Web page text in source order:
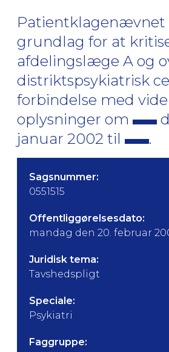
Patientklagenævnet
grundlag for at
afdelingslæge A og
distriktspsykiatrisk
forbindelse med
oplysninger om
januar 2002 til
.
Sagsnummer:
0551515
Offentliggørelsesdato:
mandag den 20. februar
Juridisk tema:
Tavshedspligt
Speciale:
Psykiatri
Faggruppe: